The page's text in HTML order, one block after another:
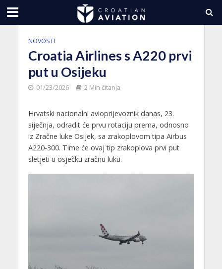
NOVOSTI
Croatia Airlines s A220 prvi
put u Osijeku
01/23/2026 2 Min čitanja
Hrvatski nacionalni avioprijevoznik danas, 23.
siječnja, odradit će prvu rotaciju prema, odnosno
iz Zračne luke Osijek, sa zrakoplovom tipa Airbus
A220-300. Time će ovaj tip zrakoplova prvi put
sletjeti u osječku zračnu luku.